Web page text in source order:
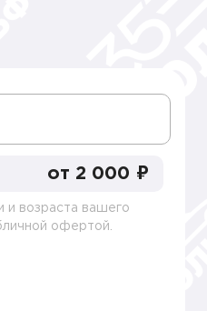
от 2 000 ₽
и возраста вашего
офертой.